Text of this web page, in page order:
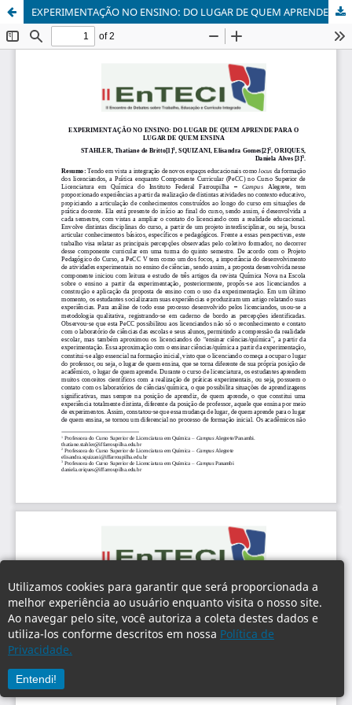
Utilizamos cookies para garantir que será proporcionada a
melhor experiência ao usuário enquanto visita o nosso site.
Ao navegar pelo site, você autoriza a coleta destes dados e
utiliza-los conforme descritos em nossa Política de
Privacidade.
Entendi!
EXPERIMENTAÇÃO NO ENSINO: DO LUGAR DE QUEM APRENDE PARA O LUGAR DE QUEM ENSINA